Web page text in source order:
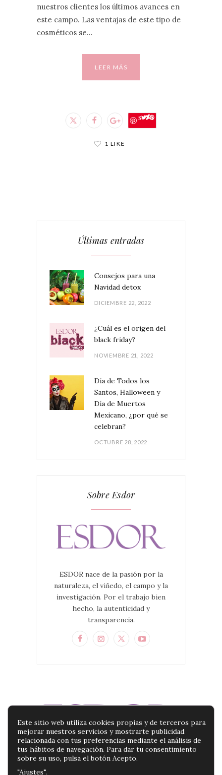
nuestros clientes los últimos avances en
este campo. Las ventajas de este tipo de
cosméticos se…
LEER MÁS
Save
1 LIKE
Últimas entradas
Consejos para una
Navidad detox
DICIEMBRE 22, 2022
¿Cuál es el origen del
black friday?
NOVIEMBRE 21, 2022
Día de Todos los
Santos, Halloween y
Día de Muertos
Mexicano, ¿por qué se
celebran?
OCTUBRE 28, 2022
Sobre Esdor
ESDOR nace de la pasión por la
naturaleza, el viñedo, el campo y la
investigación. Por el trabajo bien
hecho, la autenticidad y
transparencia.
Este sitio web utiliza cookies propias y de terceros para
mejorar nuestros servicios y mostrarte publicidad
relacionada con tus preferencias mediante el análisis de
tus hábitos de navegación. Para dar tu consentimiento
sobre su uso, pulsa el botón Acepto.
"Ajustes".